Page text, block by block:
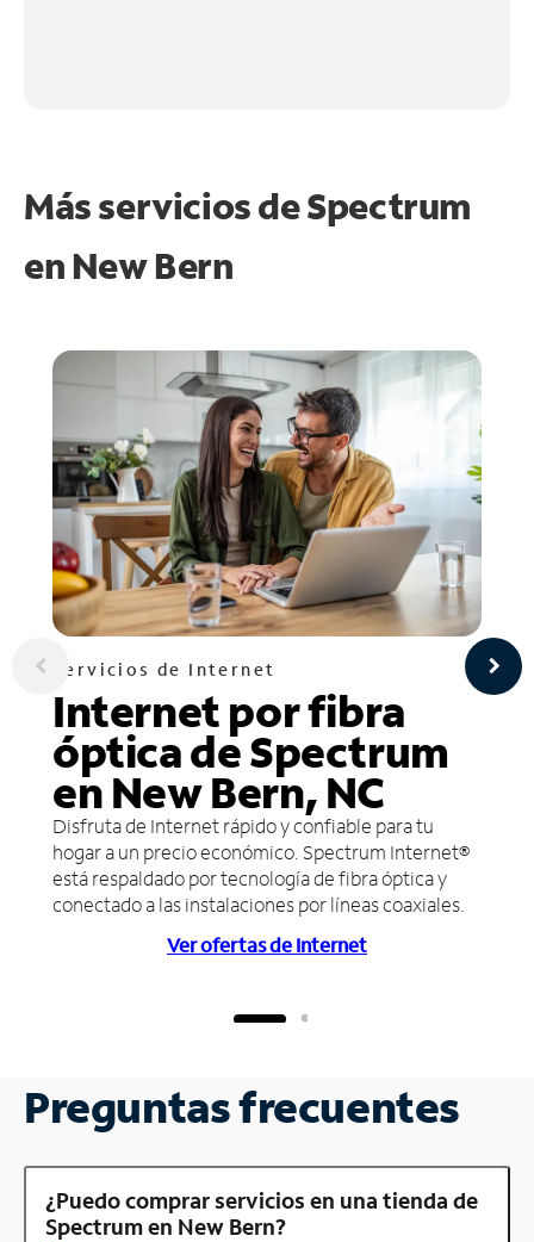
Más servicios de Spectrum
en New Bern
Servicios de Internet
Internet por fibra
óptica de Spectrum
en New Bern, NC
Disfruta de Internet rápido y confiable para tu
hogar a un precio económico. Spectrum Internet®
está respaldado por tecnología de fibra óptica y
conectado a las instalaciones por líneas coaxiales.
Ver ofertas de Internet
Preguntas frecuentes
¿Puedo comprar servicios en una tienda de
Spectrum en New Bern?